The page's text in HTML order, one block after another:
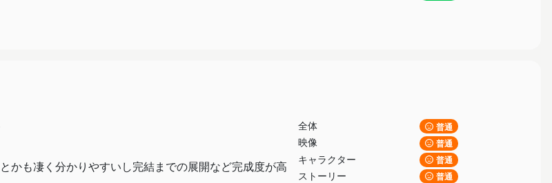
全体 普通
映像 普通
キャラクター 普通
ストーリー 普通
かも凄く分かりやすいし完結までの展開など完成度が高